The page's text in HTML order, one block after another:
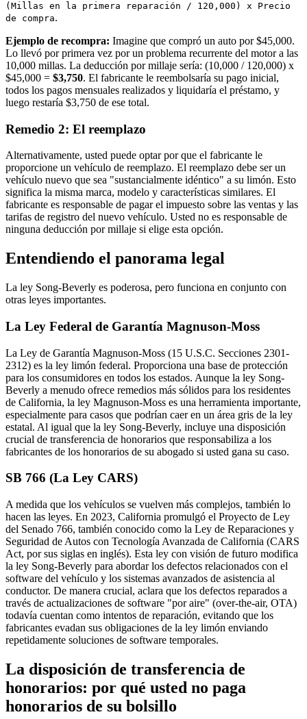
(Millas en la primera reparación / 120,000) x Precio
de compra.
Ejemplo de recompra: Imagine que compró un auto por $45,000.
Lo llevó por primera vez por un problema recurrente del motor a las
10,000 millas. La deducción por millaje sería: (10,000 / 120,000) x
$45,000 = $3,750. El fabricante le reembolsaría su pago inicial,
todos los pagos mensuales realizados y liquidaría el préstamo, y
luego restaría $3,750 de ese total.
Remedio 2: El reemplazo
Alternativamente, usted puede optar por que el fabricante le
proporcione un vehículo de reemplazo. El reemplazo debe ser un
vehículo nuevo que sea "sustancialmente idéntico" a su limón. Esto
significa la misma marca, modelo y características similares. El
fabricante es responsable de pagar el impuesto sobre las ventas y las
tarifas de registro del nuevo vehículo. Usted no es responsable de
ninguna deducción por millaje si elige esta opción.
Entendiendo el panorama legal
La ley Song-Beverly es poderosa, pero funciona en conjunto con
otras leyes importantes.
La Ley Federal de Garantía Magnuson-Moss
La Ley de Garantía Magnuson-Moss (15 U.S.C. Secciones 2301-
2312) es la ley limón federal. Proporciona una base de protección
para los consumidores en todos los estados. Aunque la ley Song-
Beverly a menudo ofrece remedios más sólidos para los residentes
de California, la ley Magnuson-Moss es una herramienta importante,
especialmente para casos que podrían caer en un área gris de la ley
estatal. Al igual que la ley Song-Beverly, incluye una disposición
crucial de transferencia de honorarios que responsabiliza a los
fabricantes de los honorarios de su abogado si usted gana su caso.
SB 766 (La Ley CARS)
A medida que los vehículos se vuelven más complejos, también lo
hacen las leyes. En 2023, California promulgó el Proyecto de Ley
del Senado 766, también conocido como la Ley de Reparaciones y
Seguridad de Autos con Tecnología Avanzada de California (CARS
Act, por sus siglas en inglés). Esta ley con visión de futuro modifica
la ley Song-Beverly para abordar los defectos relacionados con el
software del vehículo y los sistemas avanzados de asistencia al
conductor. De manera crucial, aclara que los defectos reparados a
través de actualizaciones de software "por aire" (over-the-air, OTA)
todavía cuentan como intentos de reparación, evitando que los
fabricantes evadan sus obligaciones de la ley limón enviando
repetidamente soluciones de software temporales.
La disposición de transferencia de
honorarios: por qué usted no paga
honorarios de su bolsillo